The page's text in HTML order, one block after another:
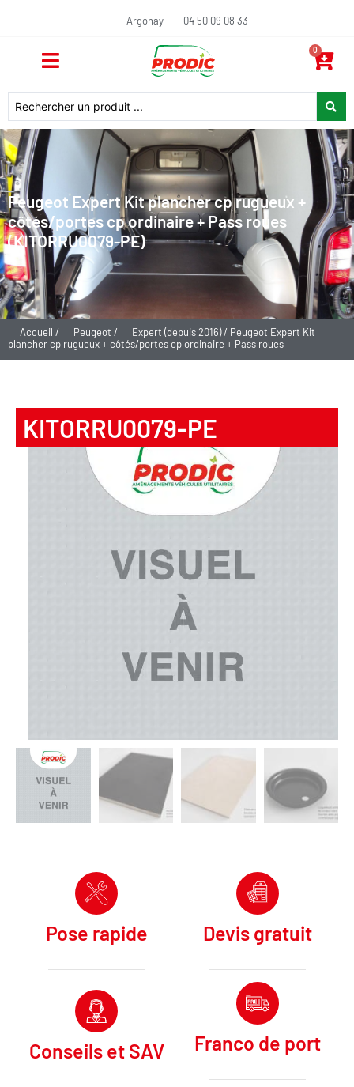
Argonay 04 50 09 08 33
0
Peugeot Expert Kit plancher cp rugueux +
côtés/portes cp ordinaire + Pass roues
(KITORRU0079-PE)
Accueil / Peugeot / Expert (depuis 2016)/ Peugeot Expert Kit
plancher cp rugueux + côtés/portes cp ordinaire + Pass roues
KITORRU0079-PE
Pose rapide Devis gratuit
Conseils et SAV Franco de port